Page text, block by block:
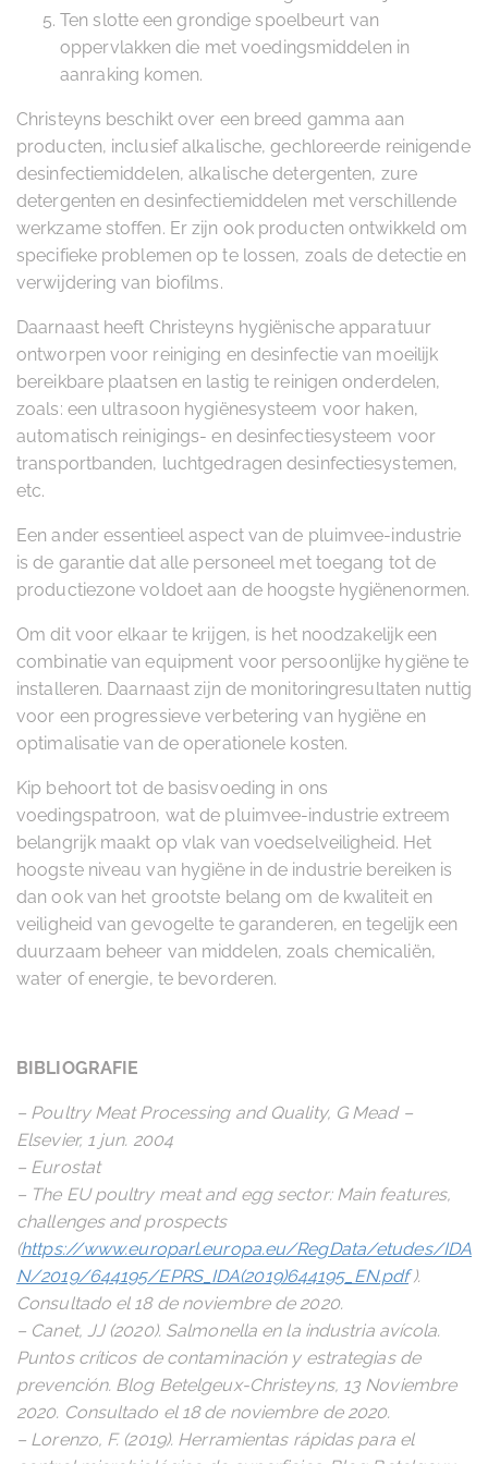
Ten slotte een grondige spoelbeurt van
oppervlakken die met voedingsmiddelen in
aanraking komen.
Christeyns beschikt over een breed gamma aan
producten, inclusief alkalische, gechloreerde reinigende
desinfectiemiddelen, alkalische detergenten, zure
detergenten en desinfectiemiddelen met verschillende
werkzame stoffen. Er zijn ook producten ontwikkeld om
specifieke problemen op te lossen, zoals de detectie en
verwijdering van biofilms.
Daarnaast heeft Christeyns hygiënische apparatuur
ontworpen voor reiniging en desinfectie van moeilijk
bereikbare plaatsen en lastig te reinigen onderdelen,
zoals: een ultrasoon hygiënesysteem voor haken,
automatisch reinigings- en desinfectiesysteem voor
transportbanden, luchtgedragen desinfectiesystemen,
etc.
Een ander essentieel aspect van de pluimvee-industrie
is de garantie dat alle personeel met toegang tot de
productiezone voldoet aan de hoogste hygiënenormen.
Om dit voor elkaar te krijgen, is het noodzakelijk een
combinatie van equipment voor persoonlijke hygiëne te
installeren. Daarnaast zijn de monitoringresultaten nuttig
voor een progressieve verbetering van hygiëne en
optimalisatie van de operationele kosten.
Kip behoort tot de basisvoeding in ons
voedingspatroon, wat de pluimvee-industrie extreem
belangrijk maakt op vlak van voedselveiligheid. Het
hoogste niveau van hygiëne in de industrie bereiken is
dan ook van het grootste belang om de kwaliteit en
veiligheid van gevogelte te garanderen, en tegelijk een
duurzaam beheer van middelen, zoals chemicaliën,
water of energie, te bevorderen.
BIBLIOGRAFIE
– Poultry Meat Processing and Quality, G Mead –
Elsevier, 1 jun. 2004
– Eurostat
– The EU poultry meat and egg sector: Main features,
challenges and prospects
(https://www.europarl.europa.eu/RegData/etudes/IDA
N/2019/644195/EPRS_IDA(2019)644195_EN.pdf).
Consultado el 18 de noviembre de 2020.
– Canet, JJ (2020). Salmonella en la industria avícola.
Puntos críticos de contaminación y estrategias de
prevención. Blog Betelgeux-Christeyns, 13 Noviembre
2020. Consultado el 18 de noviembre de 2020.
– Lorenzo, F. (2019). Herramientas rápidas para el